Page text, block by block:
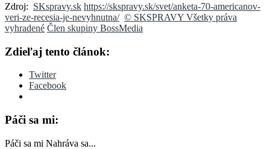
Zdroj: SKspravy.sk https://skspravy.sk/svet/anketa-70-americanov-
veri-ze-recesia-je-nevyhnutna/ © SKSPRAVY Všetky práva
vyhradené Člen skupiny BossMedia
Zdieľaj tento článok:
Twitter
Facebook
Páči sa mi:
Páči sa mi Nahráva sa...